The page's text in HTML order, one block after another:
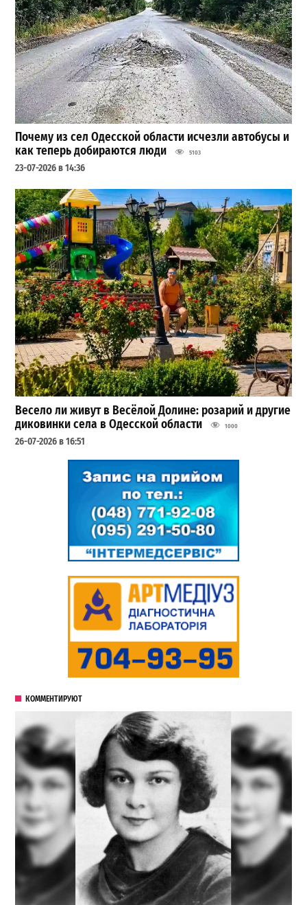
Почему из сел Одесской области исчезли автобусы и
как теперь добираются люди
5103
23-07-2026 в 14:36
Весело ли живут в Весёлой Долине: розарий и другие
диковинки села в Одесской области
1000
26-07-2026 в 16:51
КОММЕНТИРУЮТ